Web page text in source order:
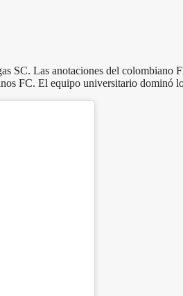
SC. Las anotaciones del colombiano
FC. El equipo universitario dominó